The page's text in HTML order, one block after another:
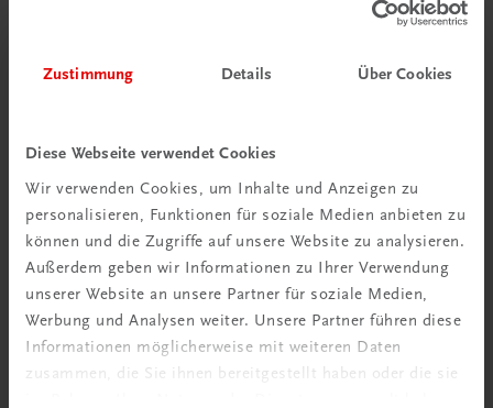
Zustimmung Details Über Cookies
Diese Webseite verwendet Cookies
Wir verwenden Cookies, um Inhalte und Anzeigen zu
personalisieren, Funktionen für soziale Medien anbieten zu
können und die Zugriffe auf unsere Website zu analysieren.
Außerdem geben wir Informationen zu Ihrer Verwendung
unserer Website an unsere Partner für soziale Medien,
Werbung und Analysen weiter. Unsere Partner führen diese
Informationen möglicherweise mit weiteren Daten
zusammen, die Sie ihnen bereitgestellt haben oder die sie
Ratgeber Schulpraxis
umgehen?
Mehr erfahren